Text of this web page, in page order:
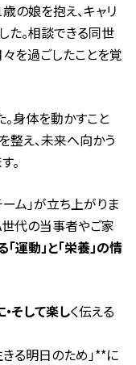
の娘を抱え、キャリ
。相談できる同世
を過ごしたことを覚
。身体を動かすこと
整え、未来へ向かう
。
ム」が立ち上がりま
世代の当事者やご家
運動」と「栄養」の情
そして楽しく伝える
きる明日のため」**に